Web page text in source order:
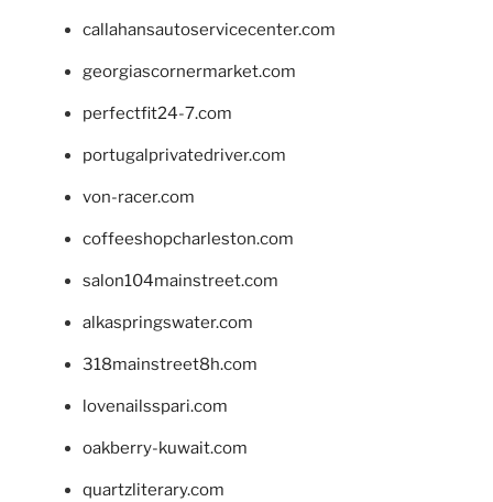
callahansautoservicecenter.com
georgiascornermarket.com
perfectfit24-7.com
portugalprivatedriver.com
von-racer.com
coffeeshopcharleston.com
salon104mainstreet.com
alkaspringswater.com
318mainstreet8h.com
lovenailsspari.com
oakberry-kuwait.com
quartzliterary.com